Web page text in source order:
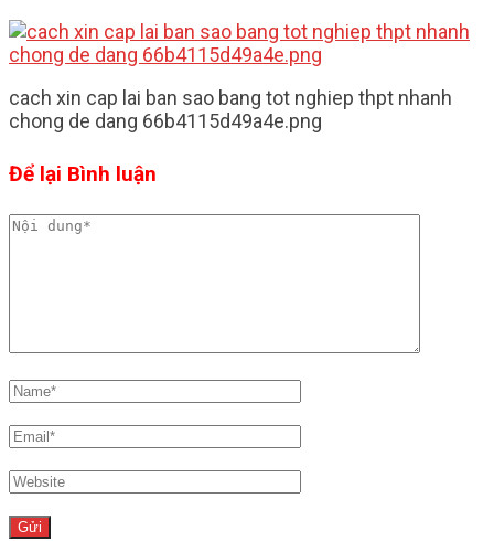
cach xin cap lai ban sao bang tot nghiep thpt nhanh
chong de dang 66b4115d49a4e.png
Để lại Bình luận